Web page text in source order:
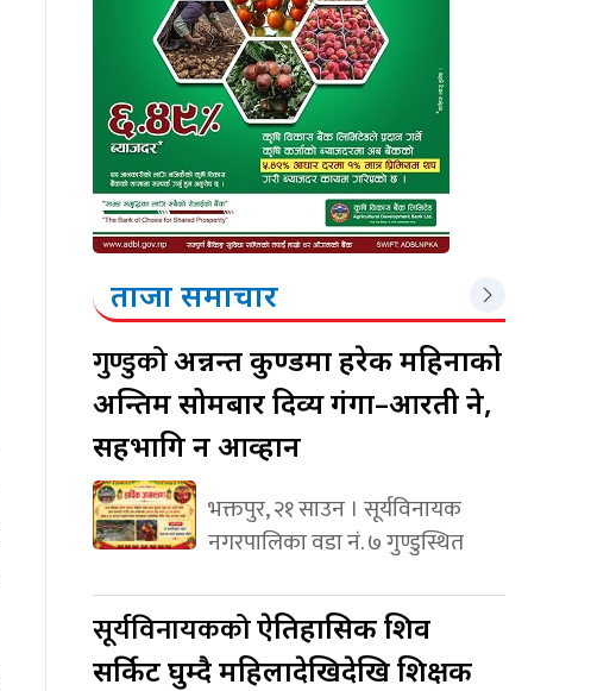
ताजा समाचार
गुण्डुकोअन्नन्त कुण्डमा हरेक महिनाको
अन्तिम सोमबार दिव्य गंगा–आरती हुने,
सहभागि हुन आव्हान
भक्तपुर, २१ साउन । सूर्यविनायक
नगरपालिका वडा नं. ७ गुण्डुस्थित
सूर्यविनायककोऐतिहासिक शिव
सर्किट घुम्दै महिलादेखिदेखि शिक्षक